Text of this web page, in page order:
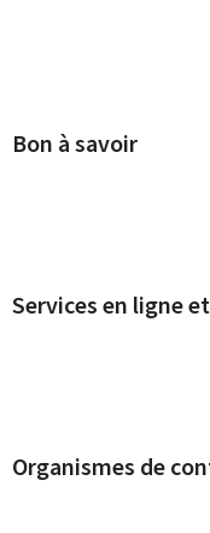
Bon à savoir
Services en ligne
Organismes de